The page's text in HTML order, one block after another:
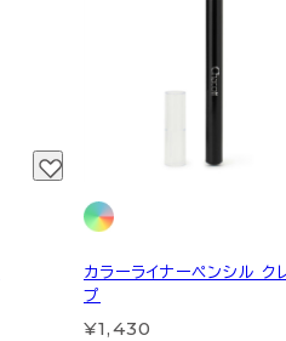
カラーライナーペンシル ク
プ
¥1,430